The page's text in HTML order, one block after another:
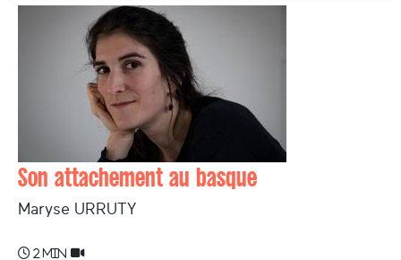
Son attachement au basque
Maryse URRUTY
2 min